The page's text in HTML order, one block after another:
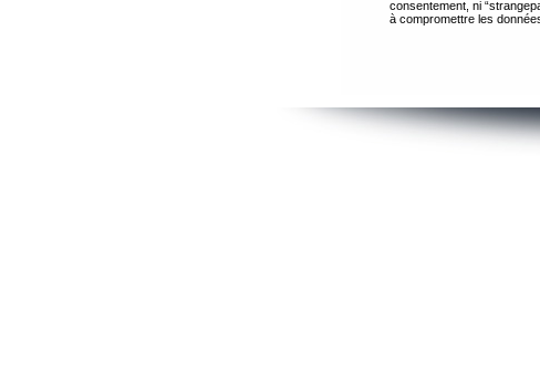
consentement, ni
à compromettre les